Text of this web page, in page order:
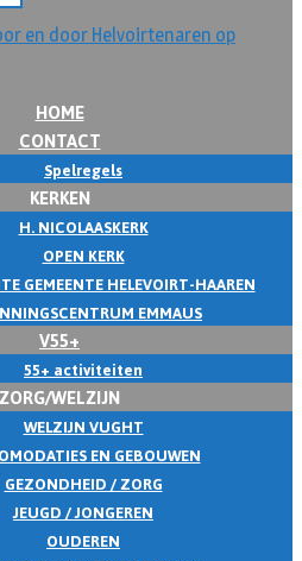
HOME
CONTACT
Spelregels
KERKEN
H. NICOLAASKERK
OPEN KERK
GEMEENTE HELEVOIRT-HAAREN
EMMAUS
V55+
55+ activiteiten
ZORG/WELZIJN
WELZIJN VUGHT
EN GEBOUWEN
GEZONDHEID / ZORG
JEUGD / JONGEREN
OUDEREN